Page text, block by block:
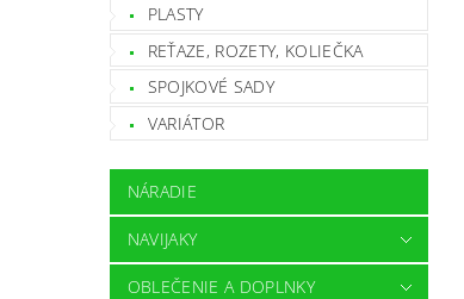
PLASTY
REŤAZE, ROZETY, KOLIEČKA
SPOJKOVÉ SADY
VARIÁTOR
NÁRADIE
NAVIJAKY
OBLEČENIE A DOPLNKY